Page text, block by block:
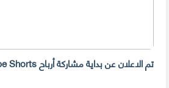
تم الاعلان عن بداية مشاركة أرباح YouTube Shorts